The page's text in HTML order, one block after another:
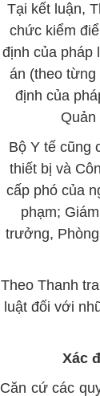
Tại kết luận,
chức kiểm
định của
án (theo từng
định của
Bộ Y tế cũng
thiết bị và
cấp phó của
phạm;
trưởng,
Theo Thanh
luật đối với
Xác
Căn cứ các